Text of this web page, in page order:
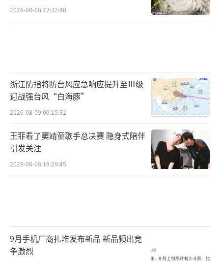
2026-08-08 22:32:48
浙江防指将防台风应急响应提升至Ⅲ级
迎战强台风“白海豚”
2026-08-09 00:15:32
王菲看了窦靖童歌手总决赛 隐身式陪伴
引发关注
2026-08-08 19:29:45
9月手机厂商扎堆发布新品 新品频出竞
争激烈